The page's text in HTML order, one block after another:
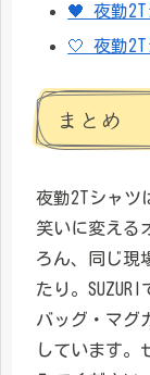
🖤 夜勤
🤍 夜勤
まとめ
夜勤2Tシャ
笑いに変える
ろん、同じ現
たり。
バッグ・マグ
しています。